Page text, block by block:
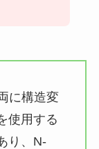
に構造変
使用する
り、N-